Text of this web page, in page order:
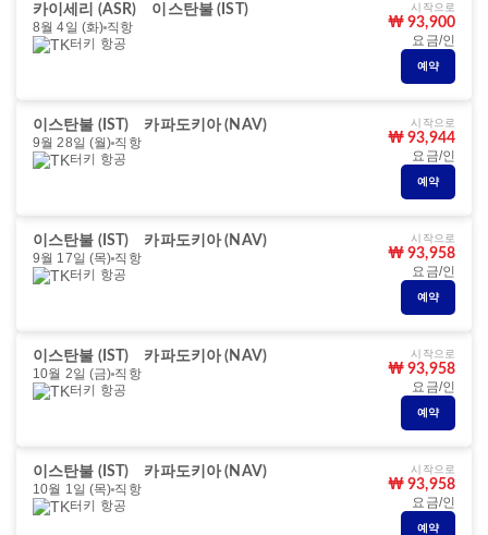
카이세리 (ASR)
이스탄불 (IST)
8월 4일 (화) 직항
터키 항공
시작으로
₩ 93,900
요금/인
예약
이스탄불 (IST)
카파도키아 (NAV)
9월 28일 (월) 직항
터키 항공
시작으로
₩ 93,944
요금/인
예약
이스탄불 (IST)
카파도키아 (NAV)
9월 17일 (목) 직항
터키 항공
시작으로
₩ 93,958
요금/인
예약
이스탄불 (IST)
카파도키아 (NAV)
10월 2일 (금) 직항
터키 항공
시작으로
₩ 93,958
요금/인
예약
이스탄불 (IST)
카파도키아 (NAV)
10월 1일 (목) 직항
터키 항공
시작으로
₩ 93,958
요금/인
예약